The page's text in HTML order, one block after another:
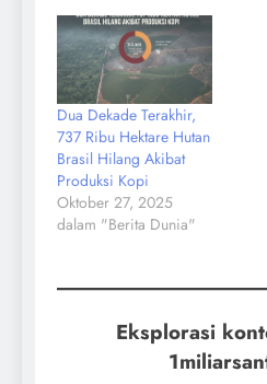
Dua Dekade Terakhir,
737 Ribu Hektare Hutan
Brasil Hilang Akibat
Produksi Kopi
Oktober 27, 2025
dalam "Berita Dunia"
Eksplorasi